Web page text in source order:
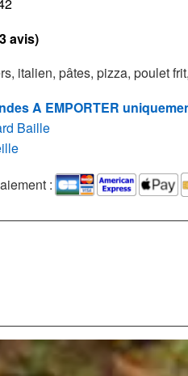
avis)
italien, pâtes, pizza, poulet
A EMPORTER
Baille
: